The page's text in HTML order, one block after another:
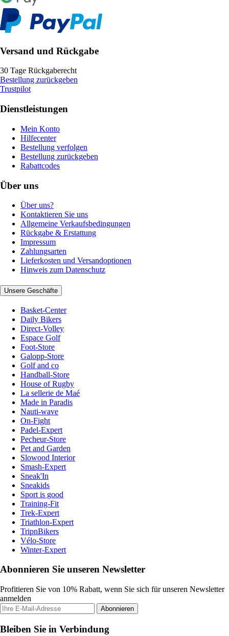
Versand und Rückgabe
30 Tage Rückgaberecht
Bestellung zurückgeben
Trustpilot
Dienstleistungen
Mein Konto
Hilfecenter
Bestellung verfolgen
Bestellung zurückgeben
Rabattcodes
Über uns
Über uns?
Kontaktieren Sie uns
Allgemeine Verkaufsbedingungen
Rückgabe & Erstattung
Impressum
Zahlungsarten
Lieferkosten und Versandoptionen
Hinweis zum Datenschutz
Unsere Geschäfte
Basket-Center
Daily Bikers
Direct-Volley
Espace Golf
Foot-Store
Galopp-Store
Golf and co
Handball-Store
House of Rugby
La sellerie de Maé
Made in Paradis
Nauti-wave
On-Fight
Padel-Expert
Pecheur-Store
Pet and Garden
Slowood Interior
Smash-Expert
Sneak'In
Sneakids
Sport is good
Training-Fit
Trek-Expert
Triathlon-Expert
TripnBikers
Vélo-Store
Winter-Expert
Abonnieren Sie unseren Newsletter
Profitieren Sie von 10% Rabatt, wenn Sie sich für unseren Newsletter
anmelden
Abonnieren
Bleiben Sie in Verbindung